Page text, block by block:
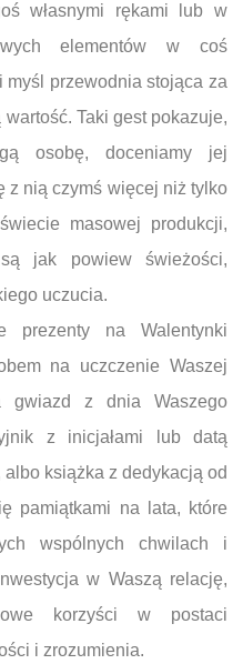
własnymi rękami lub w
elementów w coś
myśl przewodnia stojąca za
Taki gest pokazuje,
osobę, doceniamy jej
z nią czymś więcej niż tylko
masowej produkcji,
jak powiew świeżości,
uczucia.
prezenty na Walentynki
na uczczenie Waszej
gwiazd z dnia Waszego
z inicjałami lub datą
książka z dedykacją od
pamiątkami na lata, które
wspólnych chwilach i
w Waszą relację,
korzyści w postaci
i zrozumienia.